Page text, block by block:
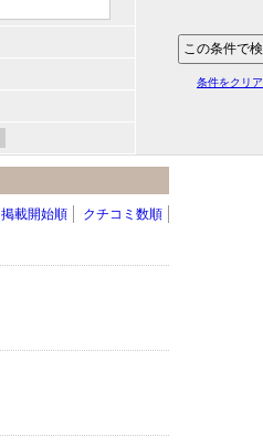
条件をクリア
掲載開始順 クチコミ数順